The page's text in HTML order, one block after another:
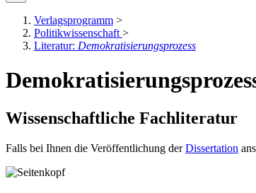
Verlagsprogramm >
Politikwissenschaft >
Literatur: Demokratisierungsprozess
Wissenschaftliche Fachliteratur
Falls bei Ihnen die Veröffentlichung derDissertation